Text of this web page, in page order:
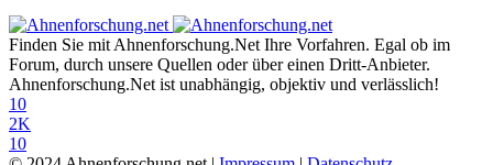
Finden Sie mit Ahnenforschung.Net Ihre Vorfahren. Egal ob im
Forum, durch unsere Quellen oder über einen Dritt-Anbieter.
Ahnenforschung.Net ist unabhängig, objektiv und verlässlich!
10
2K
10